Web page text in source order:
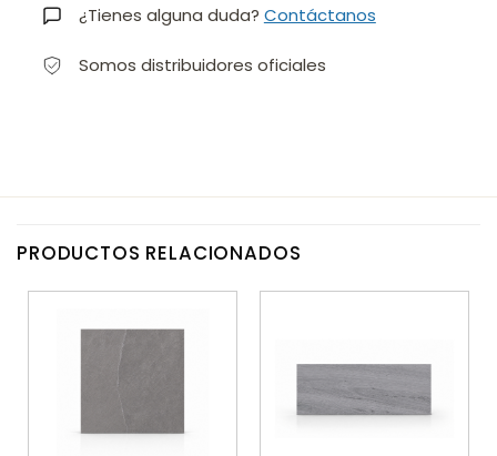
¿Tienes alguna duda? Contáctanos
Somos distribuidores oficiales
PRODUCTOS RELACIONADOS